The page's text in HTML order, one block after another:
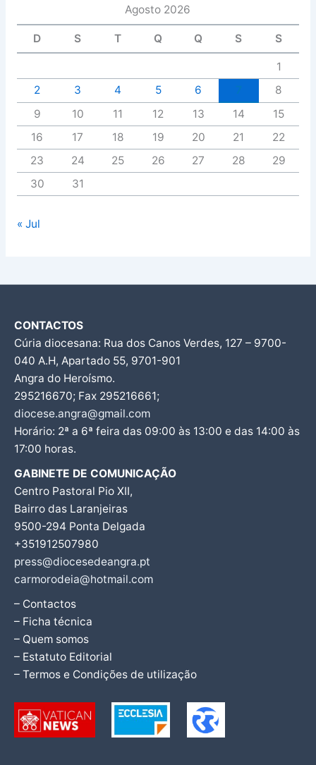
Agosto 2026
D S T Q Q S S
1
2
3 4 5 6
8
9
10 11 12 13 14
15
16
17 18 19 20 21
22
23
24 25 26 27 28
29
30
31
« Jul
CONTACTOS
Cúria diocesana: Rua dos Canos Verdes, 127 – 9700-
040 A.H, Apartado 55, 9701-901
Angra do Heroísmo.
295216670; Fax 295216661;
diocese.angra@gmail.com
Horário: 2ª a 6ª feira das 09:00 às 13:00 e das 14:00 às
17:00 horas.
GABINETE DE COMUNICAÇÃO
Centro Pastoral Pio XII,
Bairro das Laranjeiras
9500-294 Ponta Delgada
+351912507980
press@diocesedeangra.pt
carmorodeia@hotmail.com
– Contactos
– Ficha técnica
– Quem somos
– Estatuto Editorial
– Termos e Condições de utilização